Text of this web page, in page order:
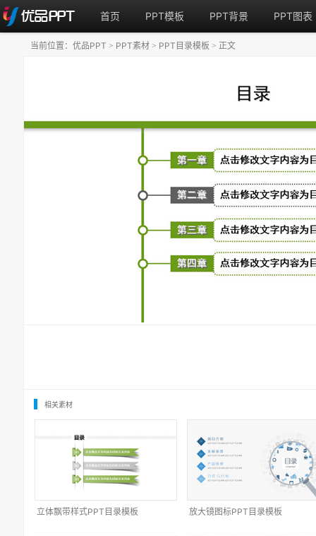
首页 PPT模板 PPT背景 PPT图表
当前位置： 优品PPT > PPT素材 > PPT目录模板 > 正文
相关素材
立体飘带样式PPT目录模板 放大镜图标PPT目录模板